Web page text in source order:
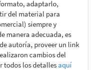
adaptarlo,
del material para
siempre y
manera adecuada, es
autoría, proveer un link
cambios del
todos los detallesaquí